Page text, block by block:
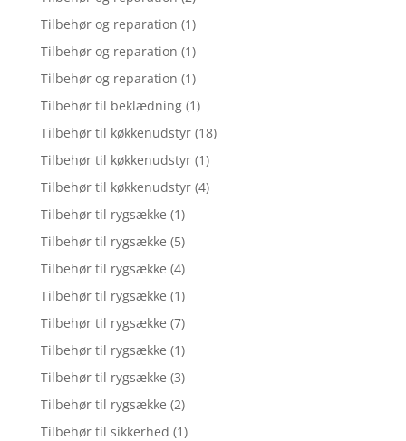
Tilbehør og reparation (1)
Tilbehør og reparation (1)
Tilbehør og reparation (1)
Tilbehør til beklædning (1)
Tilbehør til køkkenudstyr (18)
Tilbehør til køkkenudstyr (1)
Tilbehør til køkkenudstyr (4)
Tilbehør til rygsække (1)
Tilbehør til rygsække (5)
Tilbehør til rygsække (4)
Tilbehør til rygsække (1)
Tilbehør til rygsække (7)
Tilbehør til rygsække (1)
Tilbehør til rygsække (3)
Tilbehør til rygsække (2)
Tilbehør til sikkerhed (1)